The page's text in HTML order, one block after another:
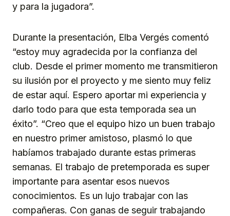
y para la jugadora”.
Durante la presentación, Elba Vergés comentó
“estoy muy agradecida por la confianza del
club. Desde el primer momento me transmitieron
su ilusión por el proyecto y me siento muy feliz
de estar aquí. Espero aportar mi experiencia y
darlo todo para que esta temporada sea un
éxito”. “Creo que el equipo hizo un buen trabajo
en nuestro primer amistoso, plasmó lo que
habíamos trabajado durante estas primeras
semanas. El trabajo de pretemporada es super
importante para asentar esos nuevos
conocimientos. Es un lujo trabajar con las
compañeras. Con ganas de seguir trabajando